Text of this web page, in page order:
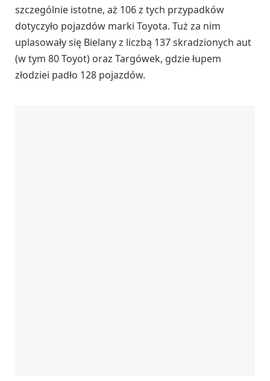
szczególnie istotne, aż 106 z tych przypadków
dotyczyło pojazdów marki Toyota. Tuż za nim
uplasowały się Bielany z liczbą 137 skradzionych aut
(w tym 80 Toyot) oraz Targówek, gdzie łupem
złodziei padło 128 pojazdów.